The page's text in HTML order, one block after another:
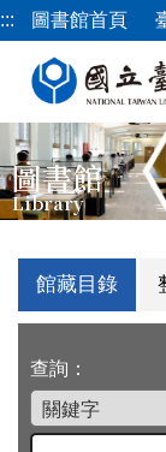
跳
到
內
容
區
::: 圖書館首頁
圖書館
Library
館藏目錄
查詢：